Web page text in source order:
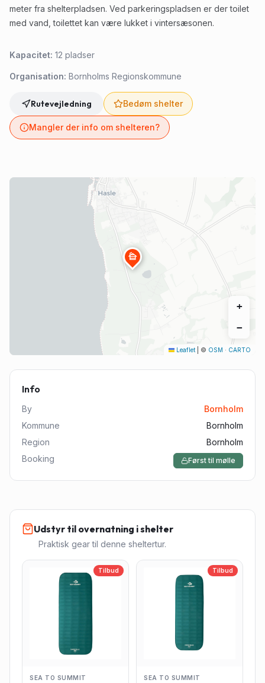
meter fra shelterpladsen. Ved parkeringspladsen er der toilet
med vand, toilettet kan være lukket i vintersæsonen.
Kapacitet: 12 pladser
Organisation: Bornholms Regionskommune
Rutevejledning Bedøm shelter
Mangler der info om shelteren?
cabin
+
−
Leaflet © OSM · CARTO
Info
By
Bornholm
Kommune
Bornholm
Region
Bornholm
Booking
Først til mølle
Udstyr til overnatning i shelter
Praktisk gear til denne sheltertur.
Tilbud
SEA TO SUMMIT
Tilbud
SEA TO SUMMIT